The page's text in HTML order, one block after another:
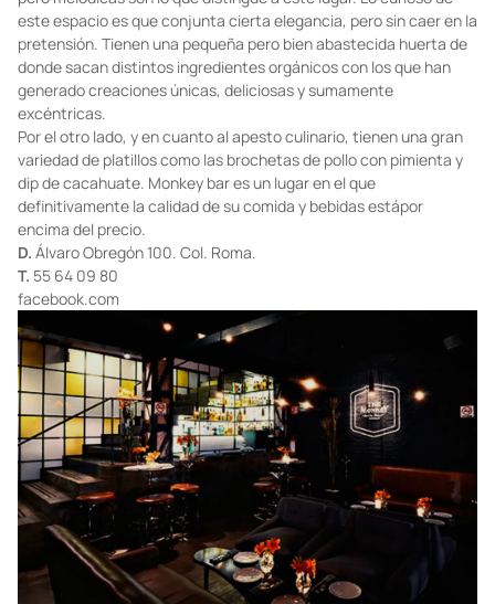
gastv.mx
The Monkey Bar
House, Deep House, Underground y distintas rítmicas tranquilas
pero melódicas son lo que distingue a este lugar. Lo curioso de
este espacio es que conjunta cierta elegancia, pero sin caer en la
pretensión. Tienen una pequeña pero bien abastecida huerta de
donde sacan distintos ingredientes orgánicos con los que han
generado creaciones únicas, deliciosas y sumamente
excéntricas.
Por el otro lado, y en cuanto al apesto culinario, tienen una gran
variedad de platillos como las brochetas de pollo con pimienta y
dip de cacahuate. Monkey bar es un lugar en el que
definitivamente la calidad de su comida y bebidas estápor
encima del precio.
D.Álvaro Obregón 100. Col. Roma.
T.55 64 09 80
facebook.com